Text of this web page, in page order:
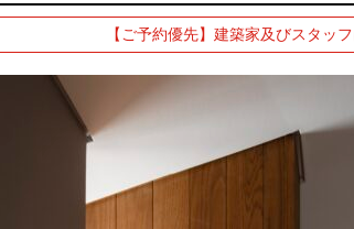
【ご予約優先】建築家及びスタッ